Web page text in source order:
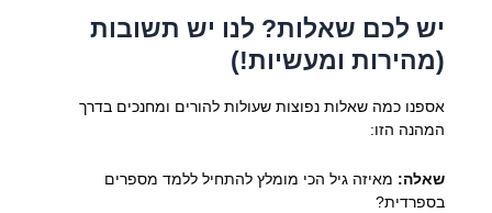
יש לכם שאלות? לנו יש תשובות
(מהירות ומעשיות!)
אספנו כמה שאלות נפוצות שעולות להורים ומחנכים בדרך
המהנה הזו:
שאלה: מאיזה גיל הכי מומלץ להתחיל ללמד מספרים
בספרדית?